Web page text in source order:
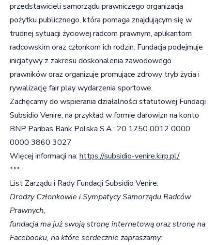
przedstawicieli samorządu prawniczego organizacja
pożytku publicznego, która pomaga znajdującym się w
trudnej sytuacji życiowej radcom prawnym, aplikantom
radcowskim oraz członkom ich rodzin. Fundacja podejmuje
inicjatywy z zakresu doskonalenia zawodowego
prawników oraz organizuje promujące zdrowy tryb życia i
rywalizację fair play wydarzenia sportowe.
Zachęcamy do wspierania działalności statutowej Fundacji
Subsidio Venire, na przykład w formie darowizn na konto
BNP Paribas Bank Polska S.A.: 20 1750 0012 0000
0000 3860 3027
Więcej informacji na: https://subsidio-venire.kirp.pl/
***
List Zarządu i Rady Fundacji Subsidio Venire:
Drodzy Członkowie i Sympatycy Samorządu Radców
Prawnych,
fundacja ma już swoją stronę internetową oraz stronę na
Facebooku, na które serdecznie zapraszamy: